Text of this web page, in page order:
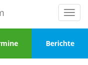
Menu
Berichte